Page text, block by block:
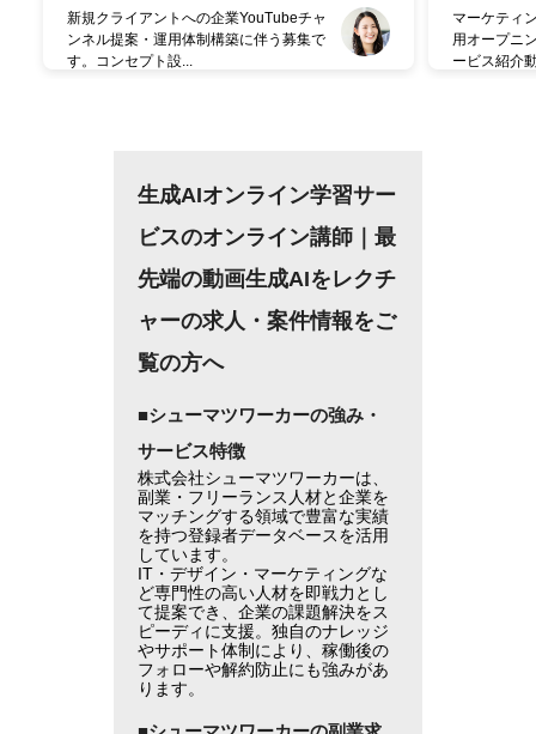
新規クライアントへの企業YouTubeチャ
ンネル提案・運用体制構築に伴う募集で
す。コンセプト設...
マーケティ
用オープニ
ービス紹介
生成AIオンライン学習サー
ビスのオンライン講師｜最
先端の動画生成AIをレクチ
ャーの求人・案件情報をご
覧の方へ
■シューマツワーカーの強み・
サービス特徴
株式会社シューマツワーカーは、
副業・フリーランス人材と企業を
マッチングする領域で豊富な実績
を持つ登録者データベースを活用
しています。
IT・デザイン・マーケティングな
ど専門性の高い人材を即戦力とし
て提案でき、企業の課題解決をス
ピーディに支援。独自のナレッジ
やサポート体制により、稼働後の
フォローや解約防止にも強みがあ
ります。